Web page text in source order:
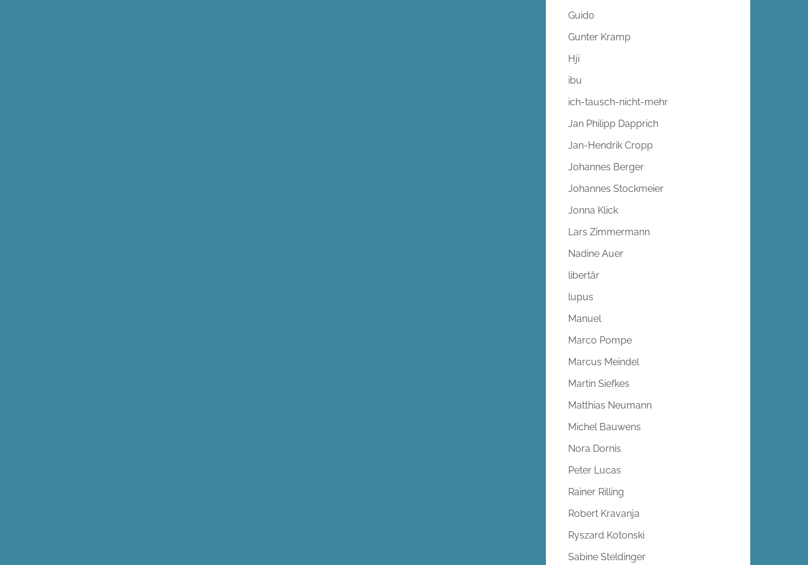
Guido
Gunter Kramp
Hji
ibu
ich-tausch-nicht-mehr
Jan Philipp Dapprich
Jan-Hendrik Cropp
Johannes Berger
Johannes Stockmeier
Jonna Klick
Lars Zimmermann
Nadine Auer
libertär
lupus
Manuel
Marco Pompe
Marcus Meindel
Martin Siefkes
Matthias Neumann
Michel Bauwens
Nora Dornis
Peter Lucas
Rainer Rilling
Robert Kravanja
Ryszard Kotonski
Sabine Steldinger